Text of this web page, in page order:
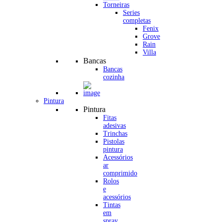
Torneiras
Series
completas
Fenix
Grove
Rain
Villa
Bancas
Bancas
cozinha
Pintura
Pintura
Fitas
adesivas
Trinchas
Pistolas
pintura
Acessórios
ar
comprimido
Rolos
e
acessórios
Tintas
em